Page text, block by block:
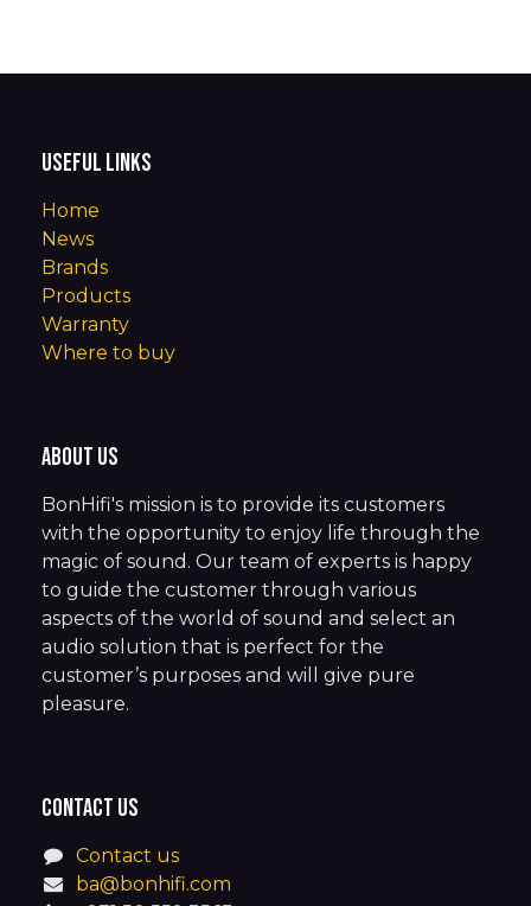
Useful Links
Home
News
Brands
Products
Warranty
Where to buy
About us
BonHifi's mission is to provide its customers
with the opportunity to enjoy life through the
magic of sound. Our team of experts is happy
to guide the customer through various
aspects of the world of sound and select an
audio solution that is perfect for the
customer’s purposes and will give pure
pleasure.
Contact us
Contact us
ba@bonhifi.com